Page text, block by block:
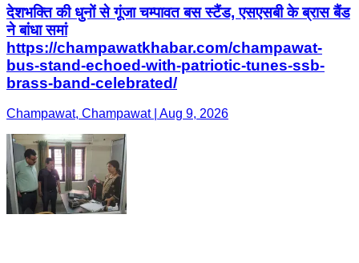
देशभक्ति की धुनों से गूंजा चम्पावत बस स्टैंड, एसएसबी के ब्रास बैंड
ने बांधा समां
https://champawatkhabar.com/champawat-
bus-stand-echoed-with-patriotic-tunes-ssb-
brass-band-celebrated/
Champawat, Champawat | Aug 9, 2026